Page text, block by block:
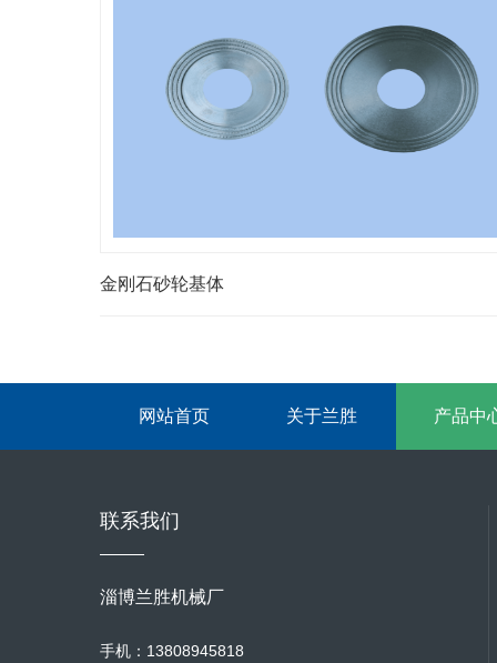
金刚石砂轮基体
网站首页 关于兰胜 产品中
联系我们
淄博兰胜机械厂
手机：13808945818